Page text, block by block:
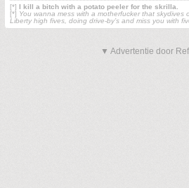
[*] I kill a bitch with a potato peeler for the skrilla.
[*] You wanna mess with a motherfucker that
Liberty high fives, doing drive-by’s and miss you with
▼ Advertentie door